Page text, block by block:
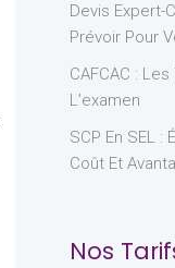
Devis Expert-
Prévoir Pour
CAFCAC :
L’examen
SCP En SEL :
Coût Et
Nos